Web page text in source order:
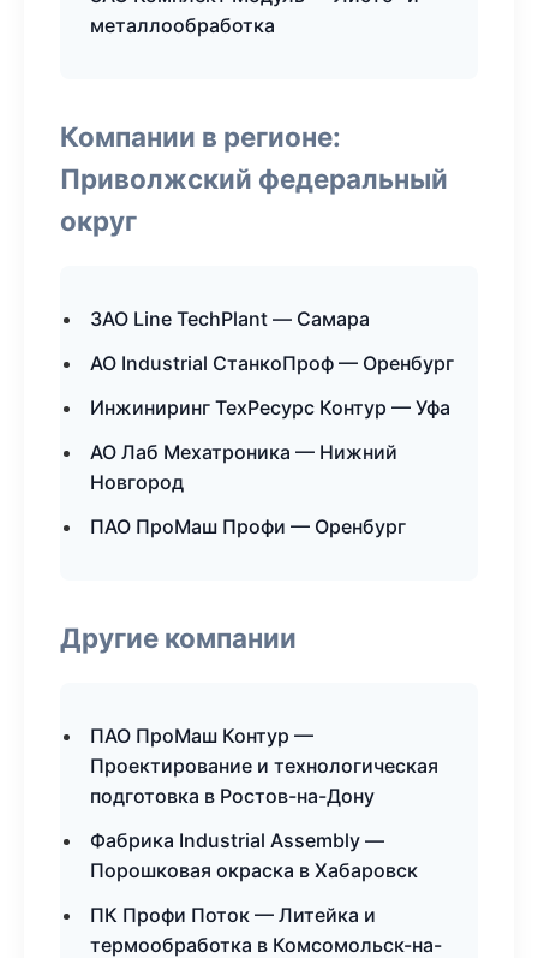
металлообработка
Компании в регионе:
Приволжский федеральный
округ
ЗАО Line TechPlant — Самара
АО Industrial СтанкоПроф — Оренбург
Инжиниринг ТехРесурс Контур — Уфа
АО Лаб Мехатроника — Нижний
Новгород
ПАО ПроМаш Профи — Оренбург
Другие компании
ПАО ПроМаш Контур —
Проектирование и технологическая
подготовка в Ростов-на-Дону
Фабрика Industrial Assembly —
Порошковая окраска в Хабаровск
ПК Профи Поток — Литейка и
термообработка в Комсомольск-на-